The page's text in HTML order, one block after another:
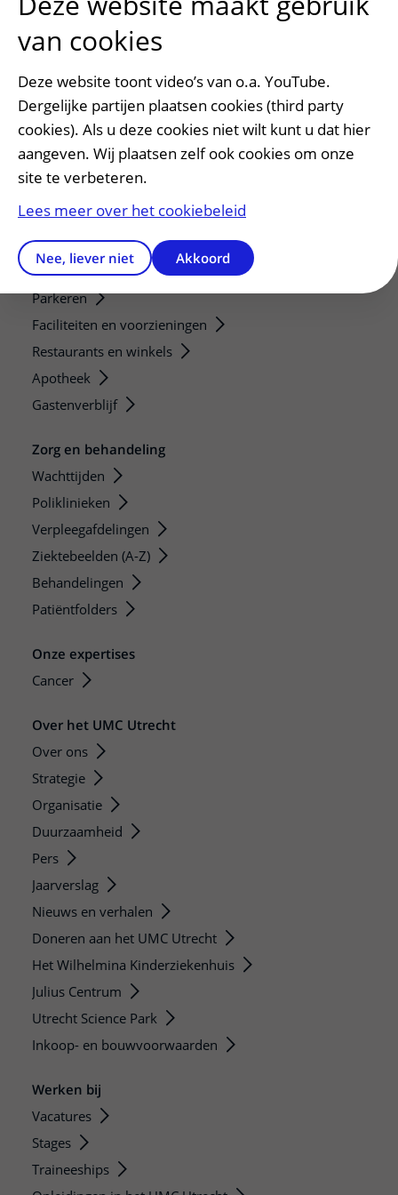
Verwijzers
Diagnostiek aanvragen
Zorgverlenersportaal
Contact
Wat is uw ervaring met het UMC Utrecht?
Adres en route
Parkeren
Faciliteiten en voorzieningen
Restaurants en winkels
Apotheek
Gastenverblijf
Zorg en behandeling
Wachttijden
Poliklinieken
Verpleegafdelingen
Ziektebeelden (A-Z)
Behandelingen
Patiëntfolders
Onze expertises
Cancer
Over het UMC Utrecht
Over ons
Strategie
Organisatie
Duurzaamheid
Pers
Jaarverslag
Nieuws en verhalen
Doneren aan het UMC Utrecht
Het Wilhelmina Kinderziekenhuis
Julius Centrum
Utrecht Science Park
Inkoop- en bouwvoorwaarden
Werken bij
Vacatures
Stages
Traineeships
van cookies
Deze website toont video’s van o.a. YouTube.
Dergelijke partijen plaatsen cookies (third party
cookies). Als u deze cookies niet wilt kunt u dat hier
aangeven. Wij plaatsen zelf ook cookies om onze
site te verbeteren.
Lees meer over het cookiebeleid
Nee, liever niet Akkoord